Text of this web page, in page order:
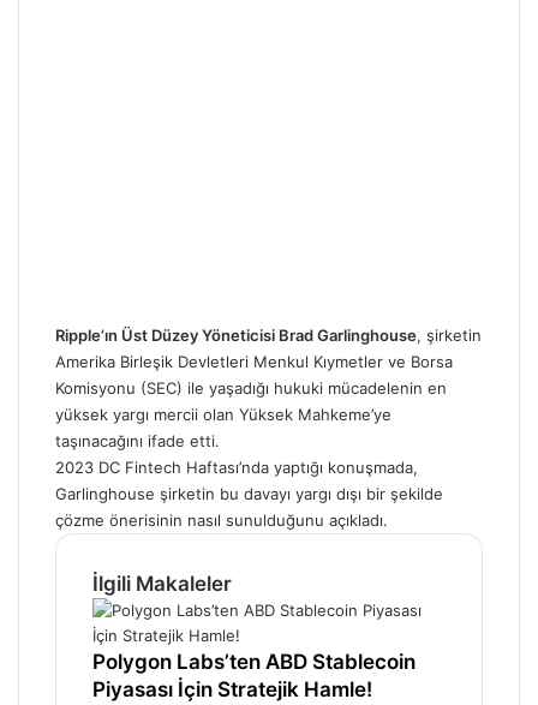
Ripple’ın Üst Düzey Yöneticisi Brad Garlinghouse, şirketin
Amerika Birleşik Devletleri Menkul Kıymetler ve Borsa
Komisyonu (SEC) ile yaşadığı hukuki mücadelenin en
yüksek yargı mercii olan Yüksek Mahkeme’ye
taşınacağını ifade etti.
2023 DC Fintech Haftası’nda yaptığı konuşmada,
Garlinghouse şirketin bu davayı yargı dışı bir şekilde
çözme önerisinin nasıl sunulduğunu açıkladı.
İlgili Makaleler
Polygon Labs’ten ABD Stablecoin
Piyasası İçin Stratejik Hamle!